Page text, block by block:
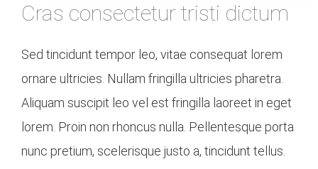
Cras consectetur tristi dictum
Sed tincidunt tempor leo, vitae consequat lorem
ornare ultricies. Nullam fringilla ultricies pharetra.
Aliquam suscipit leo vel est fringilla laoreet in eget
lorem. Proin non rhoncus nulla. Pellentesque porta
nunc pretium, scelerisque justo a, tincidunt tellus.